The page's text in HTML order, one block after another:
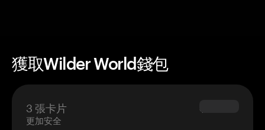
獲取Wilder World錢包
3 張卡片
更加安全
$69.90